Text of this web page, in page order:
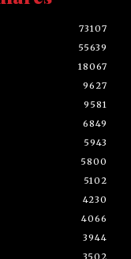
73107
55639
18067
9627
9581
6849
5943
5800
5102
4230
4066
3944
3502